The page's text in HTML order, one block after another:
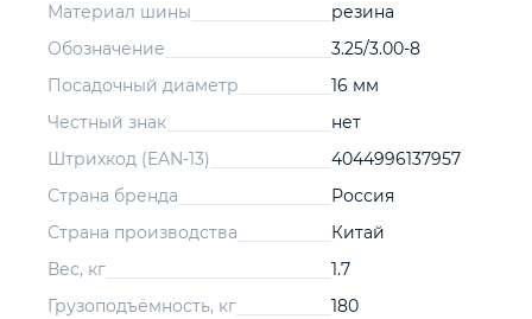
Материал шины
резина
Обозначение
3.25/3.00-8
Посадочный диаметр
16 мм
Честный знак
нет
Штрихкод (EAN-13)
4044996137957
Страна бренда
Россия
Страна производства
Китай
Вес, кг
1.7
Грузоподъёмность, кг
180